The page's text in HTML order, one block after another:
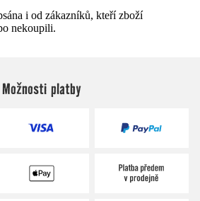
i od zákazníků, kteří zboží
nekoupili.
Možnosti platby